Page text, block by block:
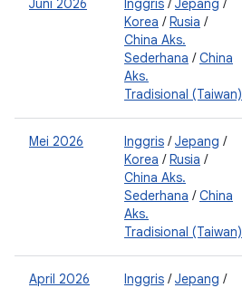
Juni 2026 Inggris /Jepang /
Korea /Rusia /
China Aks.
Sederhana /China
Aks.
Tradisional (Taiwan)
Mei 2026 Inggris /Jepang /
Korea /Rusia /
China Aks.
Sederhana /China
Aks.
Tradisional (Taiwan)
April 2026 Inggris /Jepang /